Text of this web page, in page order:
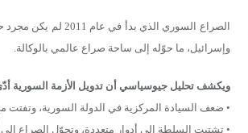
الصراع السوري
وإسرائيل، ما حوّله إلى ساحة صراع عالمي بالوكالة.
ويكشف تحليل جيوسياسي أن تدويل الأزمة السورية
• ضعف السيادة المركزية في الدولة السورية،
• تشتيت السلطة إلى أدوار متعددة، وتحوّل الصراع